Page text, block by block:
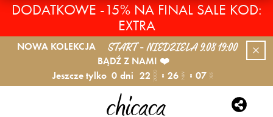
DODATKOWE -15% NA FINAL SALE KOD:
EXTRA
NOWA KOLEKCJA START - NIEDZIELA 9.08 19:00
BĄDŹ Z NAMI ❤️
Jeszcze tylko 0 dni 22 GODZ. 26 MIN. 06 SEK.